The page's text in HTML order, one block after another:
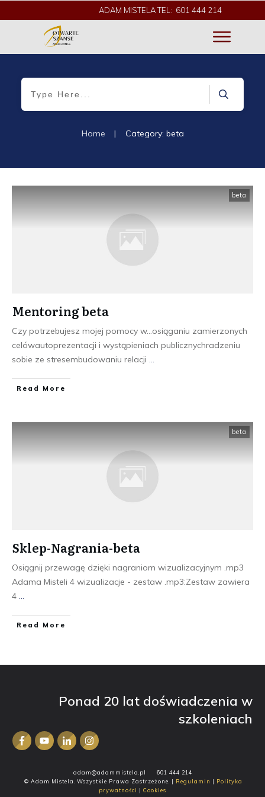
ADAM MISTELA TEL: 601 444 214
Home | Category: beta
beta
Mentoring beta
Czy potrzebujesz mojej pomocy w...osiąganiu zamierzonych
celówautoprezentacji i wystąpieniach publicznychradzeniu
sobie ze stresembudowaniu relacji ...
​Read More
beta
Sklep-Nagrania-beta
Osiągnij przewagę dzięki nagraniom wizualizacyjnym .mp3
Adama Misteli 4 wizualizacje - zestaw .mp3:Zestaw zawiera
4 ...
​Read More
Ponad 20 lat doświadczenia w
szkoleniach
adam@adammistela.pl
601 444 214
© Adam Mistela. Wszystkie Prawa Zastrzeżone. | Regulamin | Polityka
prywatności | Cookies